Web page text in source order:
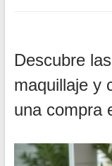
Descubre
maquillaje y
una compra